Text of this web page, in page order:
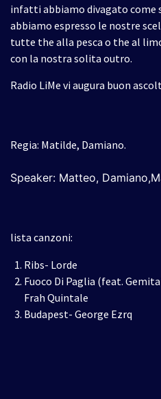
infatti abbiamo divagato come
abbiamo espresso le nostre
tutte the alla pesca o the al
con la nostra solita outro.
Radio LiMe vi augura buon
Regia: Matilde, Damiano.
Speaker: Matteo,
lista canzoni:
Ribs- Lorde
Fuoco Di Paglia (feat.
Frah Quintale
Budapest- George Ezrq